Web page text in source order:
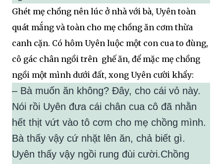
Ghét mẹ chồng nên lúc ở nhà với bà, Uyên toàn
quát mắng và toàn cho mẹ chồng ăn cơm thừa
canh cặn. Có hôm Uyên luộc một con cua to đùng,
cô gác chân ngồi trên ghế ăn, để mặc mẹ chồng
ngồi một mình dưới đất, xong Uyên cười khẩy:
– Bà muốn ăn không? Đây, cho cái vỏ này.
Nói rồi Uyên đưa cái chân cua cô đã nhằn
hết thịt vứt vào tô cơm cho mẹ chồng mình.
Bà thấy vậy cứ nhặt lên ăn, chả biết gì.
Uyên thấy vậy ngồi rung đùi cười.Chồng